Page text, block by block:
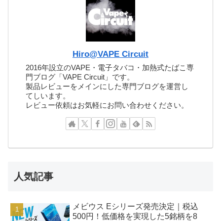
Hiro@VAPE Circuit
2016年設立のVAPE・電子タバコ・加熱式たばこ専
門ブログ「VAPE Circuit」です。
製品レビューをメインにした専門ブログを運営し
てしいます。
レビュー依頼はお気軽にお問い合わせください。
人気記事
メビウス Eシリーズ発売決定｜税込
500円！低価格を実現した5銘柄を8